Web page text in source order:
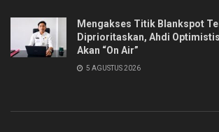
Mengakses Titik Blankspot
Diprioritaskan, Ahdi
Akan “On Air”
5 AGUSTUS 2026